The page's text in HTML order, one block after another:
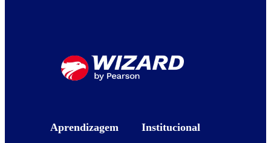
Aprendizagem Institucional